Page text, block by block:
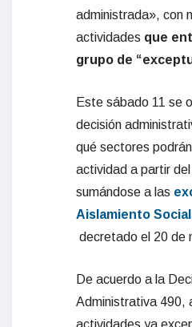
administrada», con
actividades que
grupo de
Este sábado 11 se
decisión
qué sectores
actividad a partir del
sumándose a las
Aislamiento
decretado el 20 de
De acuerdo a la
Administrativa 490,
actividades ya